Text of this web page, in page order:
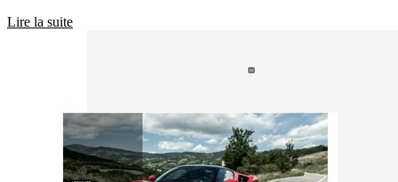
Lire la suite